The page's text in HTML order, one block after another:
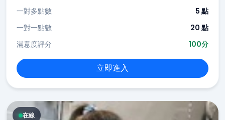
一對多點數
5 點
一對一點數
20 點
滿意度評分
100分
立即進入
在線